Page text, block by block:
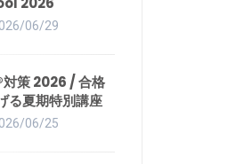
06/29
対策 2026 / 合格
る夏期特別講座
06/25